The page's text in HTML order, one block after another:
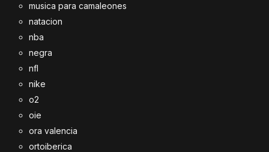
musica para camaleones
natacion
nba
negra
nfl
nike
o2
oie
ora valencia
ortoiberica